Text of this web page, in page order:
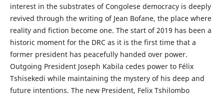
interest in the substrates of Congolese democracy is deeply
revived through the writing of Jean Bofane, the place where
reality and fiction become one. The start of 2019 has been a
historic moment for the DRC as it is the first time that a
former president has peacefully handed over power.
Outgoing President Joseph Kabila cedes power to Félix
Tshisekedi while maintaining the mystery of his deep and
future intentions. The new President, Felix Tshilombo